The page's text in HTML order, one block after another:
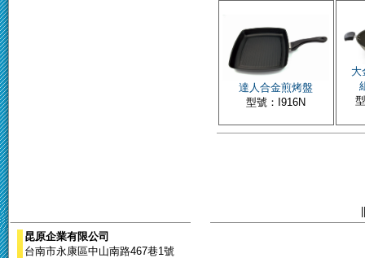
達人合金煎烤盤
型號：I916N
大
昆原企業有限公司
台南市永康區中山南路467巷1號